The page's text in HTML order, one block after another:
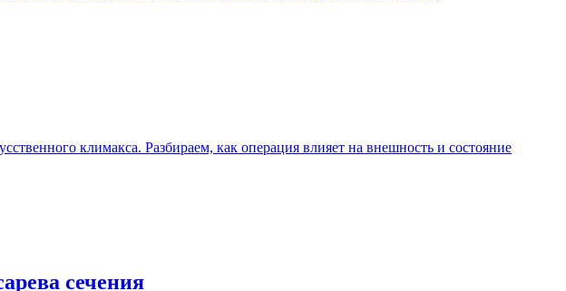
климакса. Разбираем, как операция влияет на внешность и состояние
сечения